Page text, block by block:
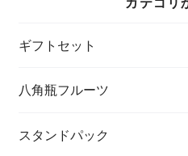
ギフトセット
八角瓶フルーツ
スタンドパック